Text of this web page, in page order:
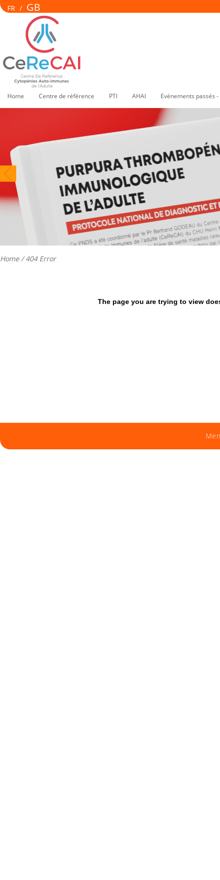
FR / GB
Home Centre de référence PTI AHAI Evénements passés
Home/ 404 Error
The page you are trying to view